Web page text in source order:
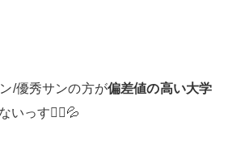
/優秀サンの方が偏差値の高い大学
いっす🙅‍♀️💦